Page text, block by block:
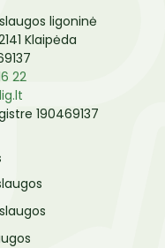
ligoninė
Klaipėda
22
190469137